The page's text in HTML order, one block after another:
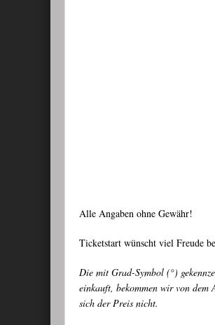
Alle Angaben ohne Gewähr!
Ticketstart wünscht viel Freude
Die mit Grad-Symbol (°)
einkauft, bekommen wir von dem
sich der Preis nicht.